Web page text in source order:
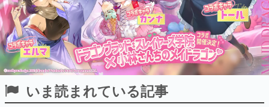
ピックアップ
いま読まれている記事